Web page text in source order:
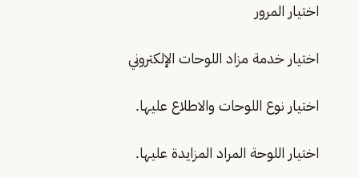
اختيار المرور
اختيار خدمة مزاد اللوحات الإلكتروني
اختيار نوع اللوحات والاطلاع عليها.
اختيار اللوحة المراد المزايدة عليها.